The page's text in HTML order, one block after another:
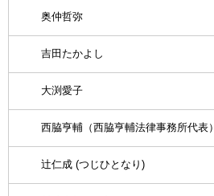
奥仲哲弥
吉田たかよし
大渕愛子
西脇亨輔（西脇亨輔法律事務所代表）
辻仁成 (つじひとなり)